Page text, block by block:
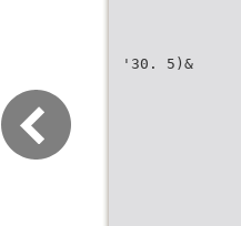
'30. 5)&